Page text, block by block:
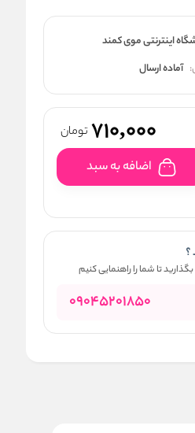
اینترنتی موی کمند
آماده ارسال
710,000 تومان
اضافه به سبد
؟
تا شما را راهنمایی کنیم
09045201850